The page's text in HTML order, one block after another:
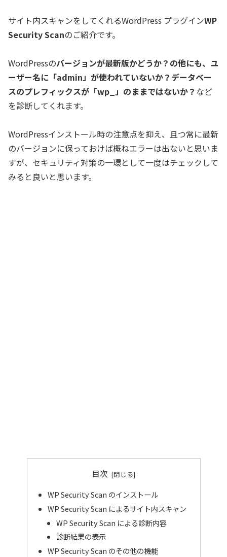
サイト内スキャンをしてくれるWordPress プラグインWP
Security Scanのご紹介です。
WordPressのバージョンが最新版かどうか？の他にも、ユ
ーザー名に「admin」が使われていないか？データベー
スのプレフィックスが「wp_」のままではないか？ など
を診断してくれます。
WordPressインストール時の注意点を抑え、且つ常に最新
のバージョンに保っておけば概ねエラーは出ないと思いま
すが、セキュリティ対策の一環として一度はチェックして
みると良いと思います。
目次
WP Security Scan のインストール
WP Security Scan によるサイト内スキャン
WP Security Scan による診断内容
診断結果の表示
WP Security Scan のその他の機能